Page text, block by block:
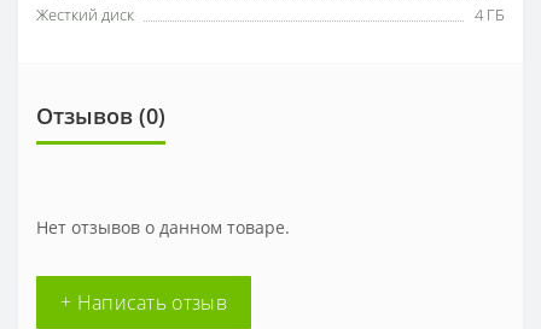
Жесткий диск
4 ГБ
Отзывов (0)
Нет отзывов о данном товаре.
+ Написать отзыв